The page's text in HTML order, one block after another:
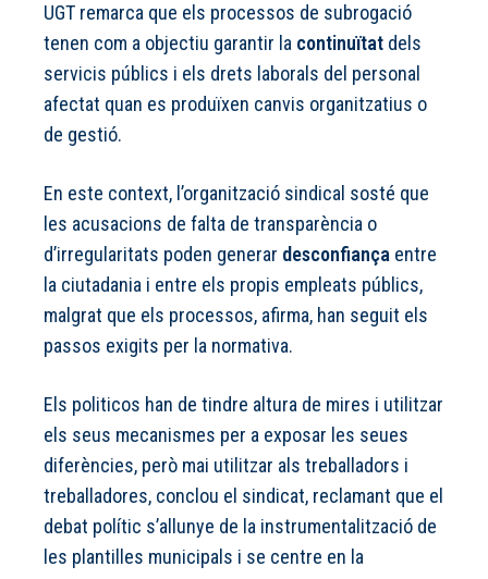
UGT remarca que els processos de subrogació
tenen com a objectiu garantir la continuïtat dels
servicis públics i els drets laborals del personal
afectat quan es produïxen canvis organitzatius o
de gestió.
En este context, l’organització sindical sosté que
les acusacions de falta de transparència o
d’irregularitats poden generar desconfiança entre
la ciutadania i entre els propis empleats públics,
malgrat que els processos, afirma, han seguit els
passos exigits per la normativa.
Els politicos han de tindre altura de mires i utilitzar
els seus mecanismes per a exposar les seues
diferències, però mai utilitzar als treballadors i
treballadores, conclou el sindicat, reclamant que el
debat polític s’allunye de la instrumentalització de
les plantilles municipals i se centre en la